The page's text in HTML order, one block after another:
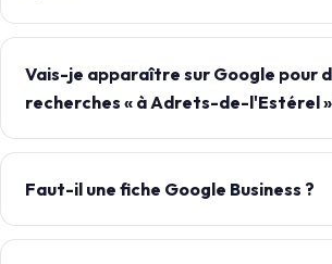
Vais-je apparaître sur Google pour
recherches « à Adrets-de-l'Estérel »
Faut-il une fiche Google Business ?